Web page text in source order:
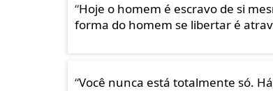
“Hoje o homem é escravo de si
forma do homem se libertar é
“Você nunca está totalmente só.